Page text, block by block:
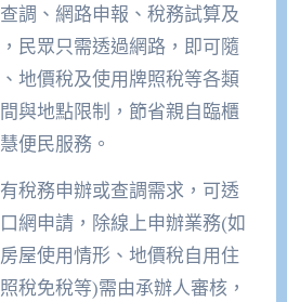
調、網路申報、稅務試算及
民眾只需透過網路，即可隨
地價稅及使用牌照稅等各類
與地點限制，節省親自臨櫃
便民服務。
稅務申辦或查調需求，可透
網申請，除線上申辦業務(如
屋使用情形、地價稅自用住
稅免稅等)需由承辦人審核，